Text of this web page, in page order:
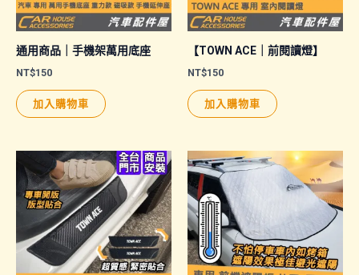
通用商品｜手機架萬用底座
NT$150
加入購物車
【TOWN ACE｜前閱讀燈】
NT$150
加入購物車